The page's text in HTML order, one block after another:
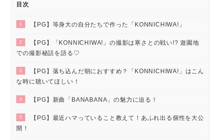
目次
1 【PG】等身大の自分たちで作った「KONNICHIWA!」
2
【PG】「KONNICHIWA!」の撮影は寒さとの戦い!? 遊園地
での撮影秘話を語る♡
3
【PG】落ち込んだ朝におすすめ？「KONNICHIWA!」はこん
な時に聴いてほしい！
4 【PG】新曲「BANABANA」の魅力に迫る！
5
【PG】最近ハマっていること教えて！あふれ出る個性を大公
開！